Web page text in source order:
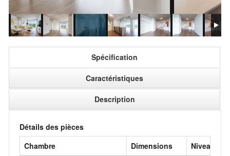
Spécification
Caractéristiques
Description
Détails des pièces
Chambre
Dimensions Niveau